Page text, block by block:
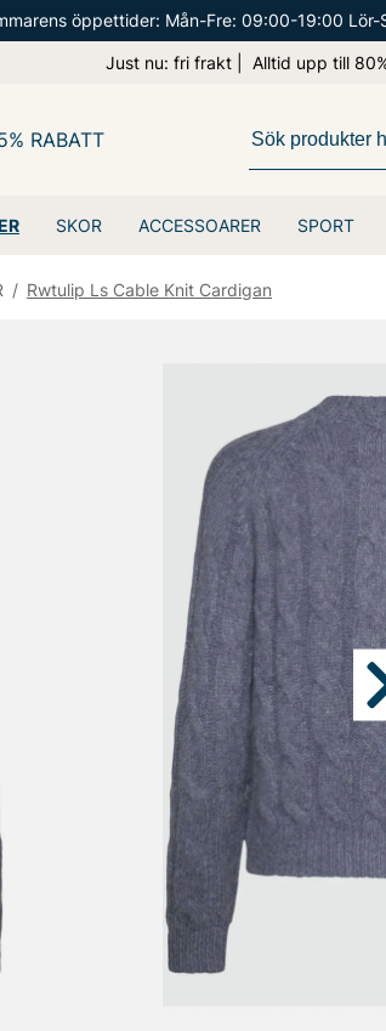
öppettider: Mån-Fre: 09:00-19:00
Just nu: fri frakt | Alltid upp till
SKOR ACCESSOARER SPORT
RABATT
/ Rwtulip Ls Cable Knit Cardigan